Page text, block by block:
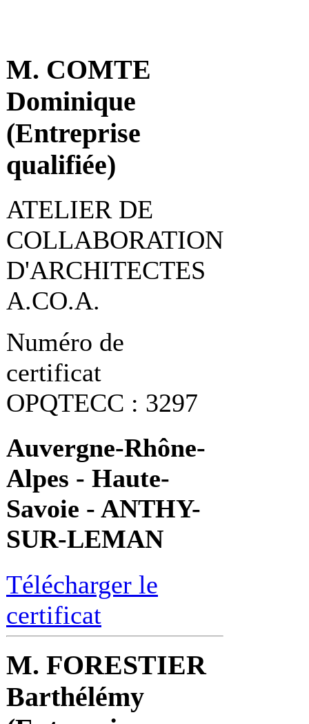
M. COMTE
Dominique
(Entreprise
qualifiée)
ATELIER DE
COLLABORATION
D'ARCHITECTES
A.CO.A.
Numéro de
certificat
OPQTECC : 3297
Auvergne-Rhône-
Alpes - Haute-
Savoie - ANTHY-
SUR-LEMAN
Télécharger le
certificat
M. FORESTIER
Barthélémy